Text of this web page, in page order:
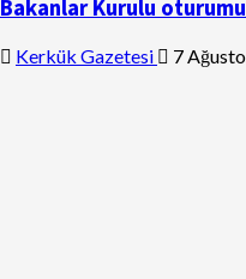
Bakanlar Kurulu
Kerkük Gazetesi 7